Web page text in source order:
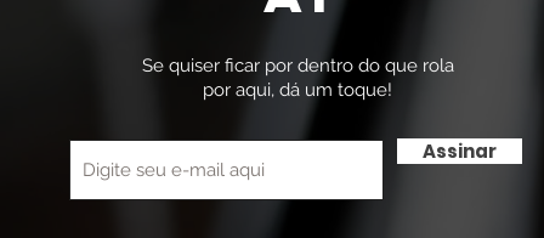
Se quiser ficar por dentro do que rola
por aqui, dá um toque!
Assinar